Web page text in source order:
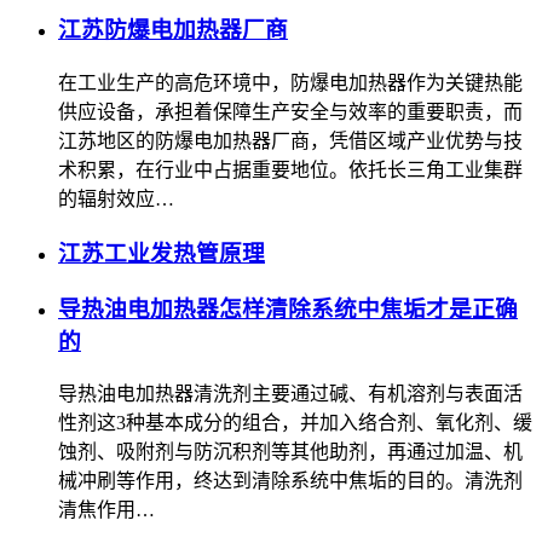
江苏防爆电加热器厂商
在工业生产的高危环境中，防爆电加热器作为关键热能
供应设备，承担着保障生产安全与效率的重要职责，而
江苏地区的防爆电加热器厂商，凭借区域产业优势与技
术积累，在行业中占据重要地位。依托长三角工业集群
的辐射效应…
江苏工业发热管原理
导热油电加热器怎样清除系统中焦垢才是正确
的
导热油电加热器清洗剂主要通过碱、有机溶剂与表面活
性剂这3种基本成分的组合，并加入络合剂、氧化剂、缓
蚀剂、吸附剂与防沉积剂等其他助剂，再通过加温、机
械冲刷等作用，终达到清除系统中焦垢的目的。清洗剂
清焦作用…